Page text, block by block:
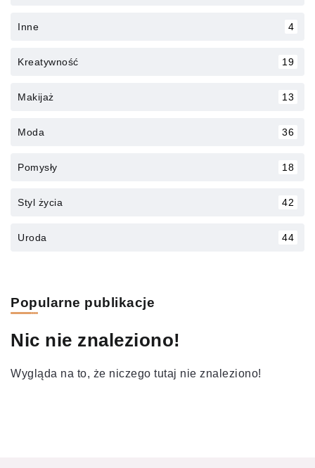
Inne 4
Kreatywność 19
Makijaż 13
Moda 36
Pomysły 18
Styl życia 42
Uroda 44
Popularne publikacje
Nic nie znaleziono!
Wygląda na to, że niczego tutaj nie znaleziono!